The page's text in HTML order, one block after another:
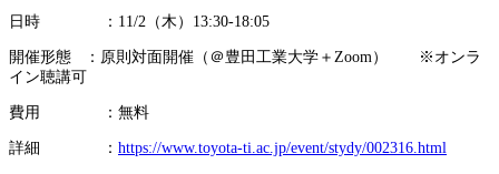
日時 ：11/2（木）13:30‐18:05
開催形態 ：原則対面開催（＠豊田工業大学＋Zoom） ※オンラ
イン聴講可
費用 ：無料
詳細 ： https://www.toyota-ti.ac.jp/event/stydy/002316.html